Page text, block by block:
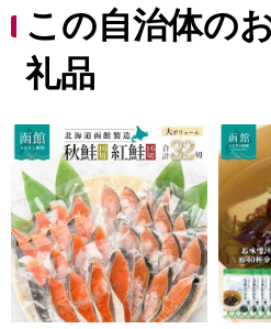
できます。
函館市内の駅前・元町エリア
れる街並みは、1859年の「箱
ち早く取り入れてハイカラな生
もそのまま残っています。
函館市が有する「歴史」、「
はじめとした数多くの資源を
活性化を図っていきたいと考え
この自治体の
礼品